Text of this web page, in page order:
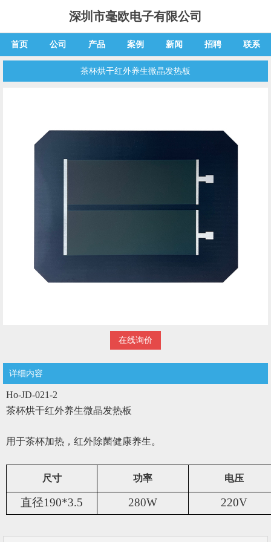
深圳市毫欧电子有限公司
首页 公司 产品 案例 新闻 招聘 联系
茶杯烘干红外养生微晶发热板
在线询价
详细内容
Ho-JD-021-2
茶杯烘干红外养生微晶发热板
用于茶杯加热，红外除菌健康养生。
尺寸 功率 电压
直径190*3.5 280W 220V